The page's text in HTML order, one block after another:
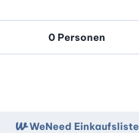
WeNeed Einkaufsliste